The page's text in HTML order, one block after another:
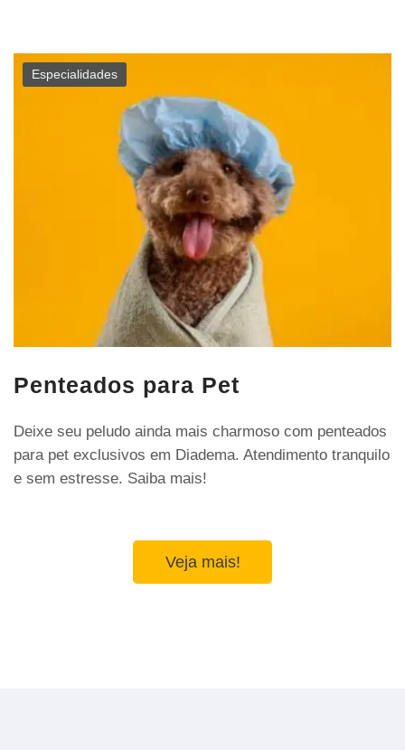
Especialidades
Penteados para Pet
Deixe seu peludo ainda mais charmoso com penteados
para pet exclusivos em Diadema. Atendimento tranquilo
e sem estresse. Saiba mais!
Veja mais!